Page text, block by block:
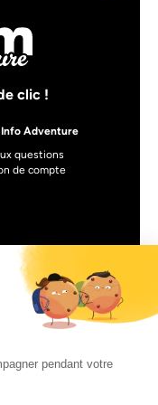
clic !
Info Adventure
questions
de compte